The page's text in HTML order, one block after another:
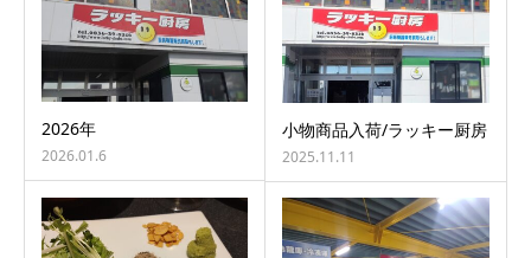
2026年
2026.01.6
小物商品入荷/ラッキー厨房
2025.11.11